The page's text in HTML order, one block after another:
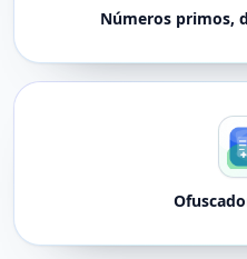
Números primos,